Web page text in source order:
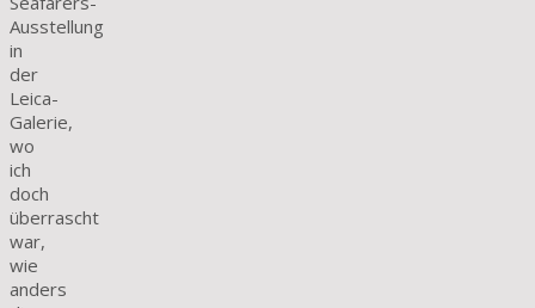
Ausstellung
in
der
Leica-
Galerie,
wo
ich
doch
überrascht
war,
wie
anders